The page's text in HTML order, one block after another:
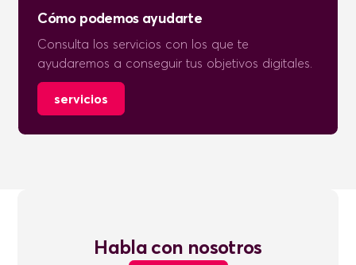
Cómo podemos ayudarte
Consulta los servicios con los que te
ayudaremos a conseguir tus objetivos digitales.
servicios
Habla con nosotros